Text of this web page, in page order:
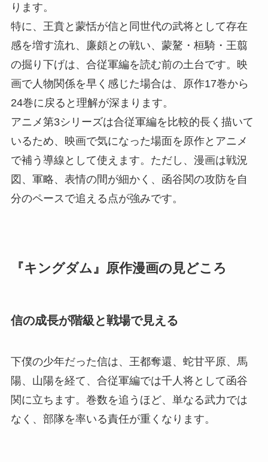
ります。
特に、王賁と蒙恬が信と同世代の武将として存在
感を増す流れ、廉頗との戦い、蒙驁・桓騎・王翦
の掘り下げは、合従軍編を読む前の土台です。映
画で人物関係を早く感じた場合は、原作17巻から
24巻に戻ると理解が深まります。
アニメ第3シリーズは合従軍編を比較的長く描いて
いるため、映画で気になった場面を原作とアニメ
で補う導線として使えます。ただし、漫画は戦況
図、軍略、表情の間が細かく、函谷関の攻防を自
分のペースで追える点が強みです。
『キングダム』原作漫画の見どころ
信の成長が階級と戦場で見える
下僕の少年だった信は、王都奪還、蛇甘平原、馬
陽、山陽を経て、合従軍編では千人将として函谷
関に立ちます。巻数を追うほど、単なる武力では
なく、部隊を率いる責任が重くなります。